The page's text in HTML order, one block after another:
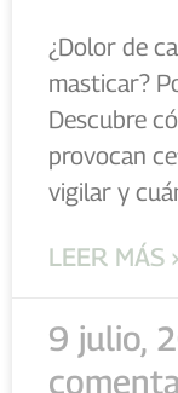
¿Dolor de
masticar?
Descubre
provocan
vigilar y
LEER MÁS
9 julio,